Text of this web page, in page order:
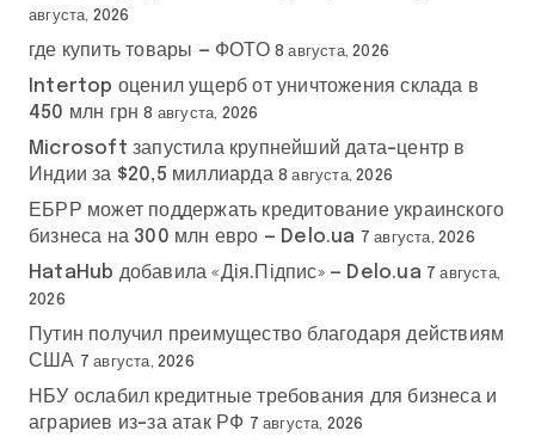
августа, 2026
где купить товары — ФОТО 8 августа, 2026
Intertop оценил ущерб от уничтожения склада в
450 млн грн 8 августа, 2026
Microsoft запустила крупнейший дата-центр в
Индии за $20,5 миллиарда 8 августа, 2026
ЕБРР может поддержать кредитование украинского
бизнеса на 300 млн евро — Delo.ua 7 августа, 2026
HataHub добавила «Дія.Підпис» — Delo.ua 7 августа,
2026
Путин получил преимущество благодаря действиям
США 7 августа, 2026
НБУ ослабил кредитные требования для бизнеса и
аграриев из-за атак РФ 7 августа, 2026